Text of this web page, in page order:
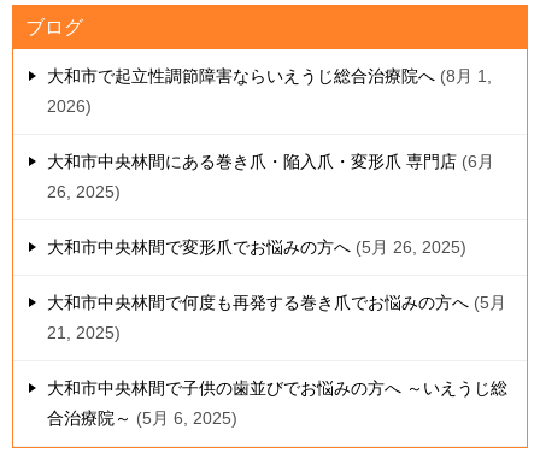
ブログ
大和市で起立性調節障害ならいえうじ総合治療院へ 8月 1,
2026
大和市中央林間にある巻き爪・陥入爪・変形爪 専門店 6月
26, 2025
大和市中央林間で変形爪でお悩みの方へ 5月 26, 2025
大和市中央林間で何度も再発する巻き爪でお悩みの方へ 5月
21, 2025
大和市中央林間で子供の歯並びでお悩みの方へ ～いえうじ総
合治療院～
5月 6, 2025